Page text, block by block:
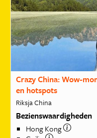
Crazy China: Wow-
en hotspots
Riksja China
Bezienswaardigheden
Hong Kong